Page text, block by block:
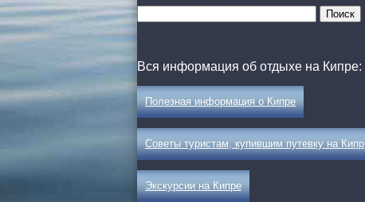
Вся информация об отдыхе на Кипре:
Полезная информация о Кипре
Советы туристам, купившим путевку на Кипр
Экскурсии на Кипре